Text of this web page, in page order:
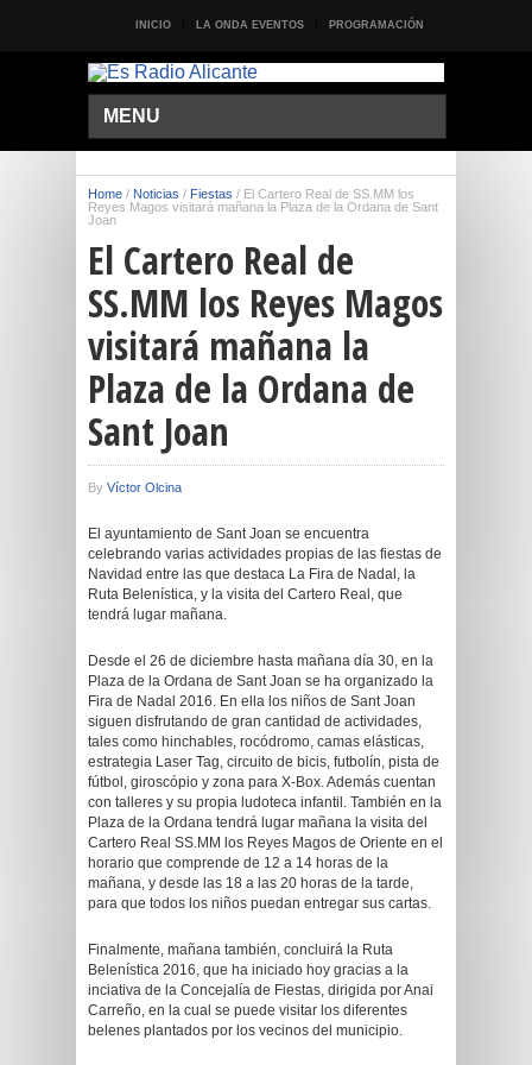
INICIO LA ONDA EVENTOS PROGRAMACIÓN
MENU
Home / Noticias / Fiestas / El Cartero Real de SS.MM los
Reyes Magos visitará mañana la Plaza de la Ordana de Sant
Joan
El Cartero Real de
SS.MM los Reyes Magos
visitará mañana la
Plaza de la Ordana de
Sant Joan
By Víctor Olcina
El ayuntamiento de Sant Joan se encuentra
celebrando varias actividades propias de las fiestas de
Navidad entre las que destaca La Fira de Nadal, la
Ruta Belenística, y la visita del Cartero Real, que
tendrá lugar mañana.
Desde el 26 de diciembre hasta mañana día 30, en la
Plaza de la Ordana de Sant Joan se ha organizado la
Fira de Nadal 2016. En ella los niños de Sant Joan
siguen disfrutando de gran cantidad de actividades,
tales como hinchables, rocódromo, camas elásticas,
estrategia Laser Tag, circuito de bicis, futbolín, pista de
fútbol, giroscópio y zona para X-Box. Además cuentan
con talleres y su propia ludoteca infantil. También en la
Plaza de la Ordana tendrá lugar mañana la visita del
Cartero Real SS.MM los Reyes Magos de Oriente en el
horario que comprende de 12 a 14 horas de la
mañana, y desde las 18 a las 20 horas de la tarde,
para que todos los niños puedan entregar sus cartas.
Finalmente, mañana también, concluirá la Ruta
Belenística 2016, que ha iniciado hoy gracias a la
inciativa de la Concejalía de Fiestas, dirigida por Anai
Carreño, en la cual se puede visitar los diferentes
belenes plantados por los vecinos del municipio.